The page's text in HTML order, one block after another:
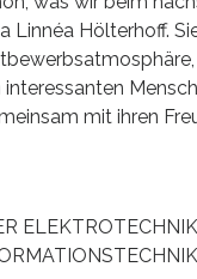
Linnéa Hölterhoff.
mit ihren
ELEKTROTECHNIK